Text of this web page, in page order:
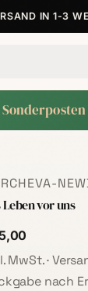
IN 1-3
Sonderposten
Leben vor uns
MwSt. ·
nach